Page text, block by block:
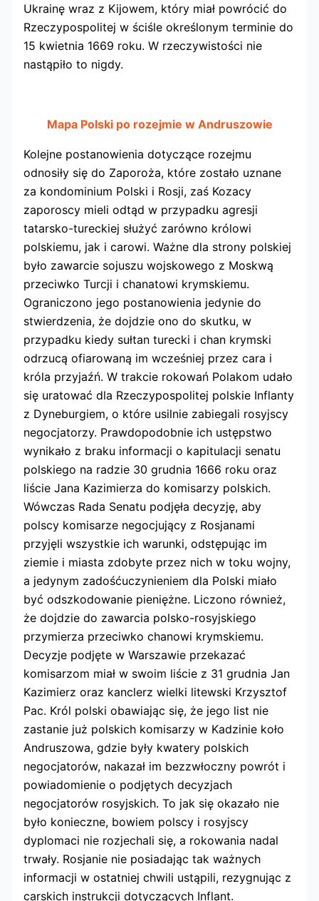
Ukrainę wraz z Kijowem, który miał powrócić do
Rzeczypospolitej w ściśle określonym terminie do
15 kwietnia 1669 roku. W rzeczywistości nie
nastąpiło to nigdy.
Mapa Polski po rozejmie w Andruszowie
Kolejne postanowienia dotyczące rozejmu
odnosiły się do Zaporoża, które zostało uznane
za kondominium Polski i Rosji, zaś Kozacy
zaporoscy mieli odtąd w przypadku agresji
tatarsko-tureckiej służyć zarówno królowi
polskiemu, jak i carowi. Ważne dla strony polskiej
było zawarcie sojuszu wojskowego z Moskwą
przeciwko Turcji i chanatowi krymskiemu.
Ograniczono jego postanowienia jedynie do
stwierdzenia, że dojdzie ono do skutku, w
przypadku kiedy sułtan turecki i chan krymski
odrzucą ofiarowaną im wcześniej przez cara i
króla przyjaźń. W trakcie rokowań Polakom udało
się uratować dla Rzeczypospolitej polskie Inflanty
z Dyneburgiem, o które usilnie zabiegali rosyjscy
negocjatorzy. Prawdopodobnie ich ustępstwo
wynikało z braku informacji o kapitulacji senatu
polskiego na radzie 30 grudnia 1666 roku oraz
liście Jana Kazimierza do komisarzy polskich.
Wówczas Rada Senatu podjęła decyzję, aby
polscy komisarze negocjujący z Rosjanami
przyjęli wszystkie ich warunki, odstępując im
ziemie i miasta zdobyte przez nich w toku wojny,
a jedynym zadośćuczynieniem dla Polski miało
być odszkodowanie pieniężne. Liczono również,
że dojdzie do zawarcia polsko-rosyjskiego
przymierza przeciwko chanowi krymskiemu.
Decyzje podjęte w Warszawie przekazać
komisarzom miał w swoim liście z 31 grudnia Jan
Kazimierz oraz kanclerz wielki litewski Krzysztof
Pac. Król polski obawiając się, że jego list nie
zastanie już polskich komisarzy w Kadzinie koło
Andruszowa, gdzie były kwatery polskich
negocjatorów, nakazał im bezzwłoczny powrót i
powiadomienie o podjętych decyzjach
negocjatorów rosyjskich. To jak się okazało nie
było konieczne, bowiem polscy i rosyjscy
dyplomaci nie rozjechali się, a rokowania nadal
trwały. Rosjanie nie posiadając tak ważnych
informacji w ostatniej chwili ustąpili, rezygnując z
carskich instrukcji dotyczących Inflant.